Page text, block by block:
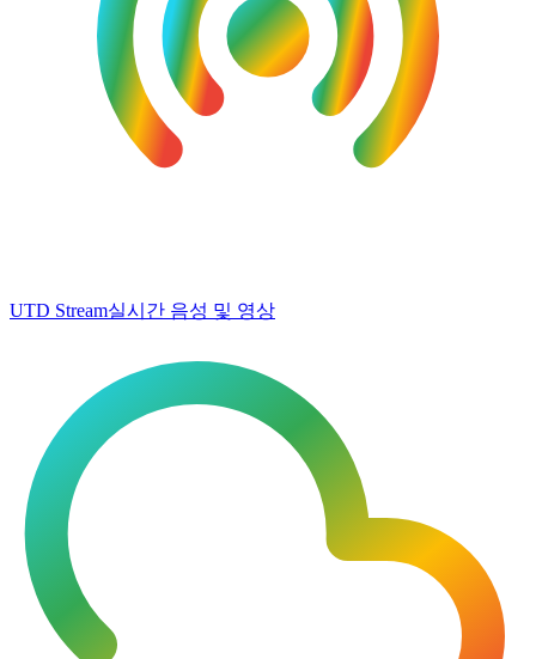
UTD Stream실시간 음성 및 영상